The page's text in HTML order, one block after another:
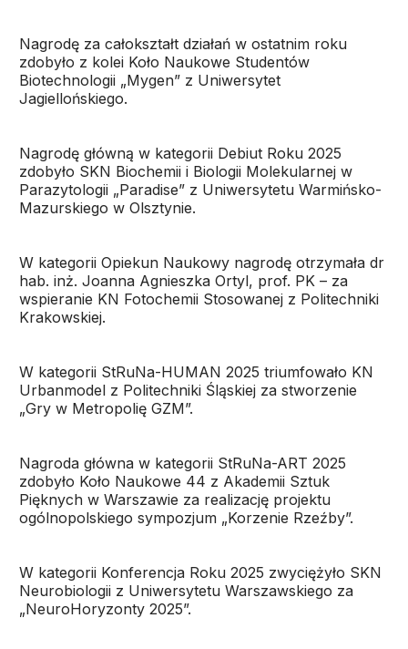
Nagrodę za całokształt działań w ostatnim roku
zdobyło z kolei Koło Naukowe Studentów
Biotechnologii „Mygen” z Uniwersytet
Jagiellońskiego.
Nagrodę główną w kategorii Debiut Roku 2025
zdobyło SKN Biochemii i Biologii Molekularnej w
Parazytologii „Paradise” z Uniwersytetu Warmińsko-
Mazurskiego w Olsztynie.
W kategorii Opiekun Naukowy nagrodę otrzymała dr
hab. inż. Joanna Agnieszka Ortyl, prof. PK – za
wspieranie KN Fotochemii Stosowanej z Politechniki
Krakowskiej.
W kategorii StRuNa-HUMAN 2025 triumfowało KN
Urbanmodel z Politechniki Śląskiej za stworzenie
„Gry w Metropolię GZM”.
Nagroda główna w kategorii StRuNa-ART 2025
zdobyło Koło Naukowe 44 z Akademii Sztuk
Pięknych w Warszawie za realizację projektu
ogólnopolskiego sympozjum „Korzenie Rzeźby”.
W kategorii Konferencja Roku 2025 zwyciężyło SKN
Neurobiologii z Uniwersytetu Warszawskiego za
„NeuroHoryzonty 2025”.